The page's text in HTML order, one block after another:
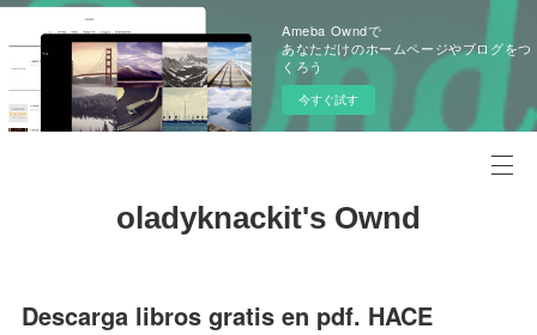
Ameba Owndで
あなただけのホームページやブログをつ
くろう
今すぐ試す
oladyknackit's Ownd
Descarga libros gratis en pdf. HACE